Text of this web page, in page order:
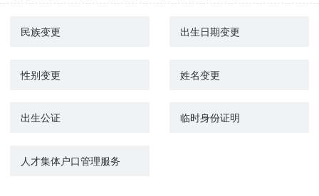
民族变更 出生日期变更
性别变更 姓名变更
出生公证 临时身份证明
人才集体户口管理服务